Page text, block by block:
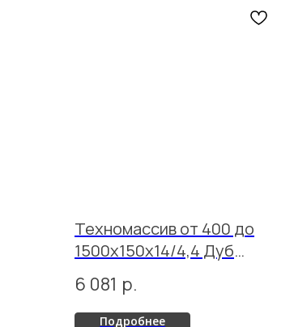
Техномассив от 400 до
1500х150х14/4,4 Дуб
Кантри лак
6 081 р.
Подробнее